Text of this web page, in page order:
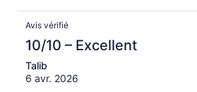
Avis vérifié
10/10 – Excellent
Talib
6 avr. 2026